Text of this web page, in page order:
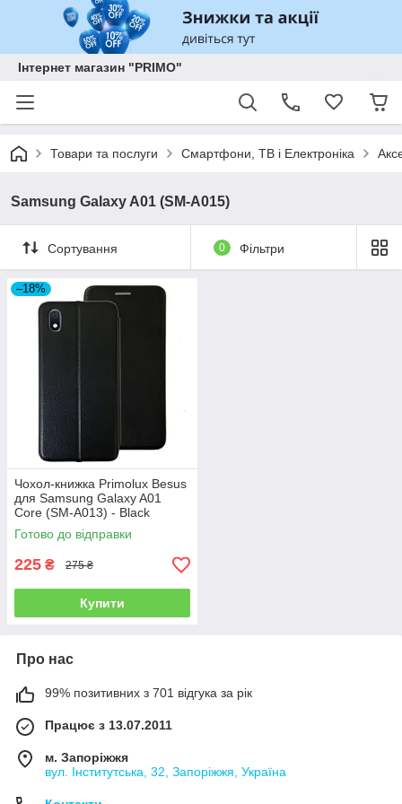
Інтернет магазин "PRIMO"
Товари та послуги Смартфони, ТВ і Електроніка
Samsung Galaxy A01 (SM-A015)
Сортування 0 Фільтри
–18%
Чохол-книжка Primolux Besus
для Samsung Galaxy A01
Core (SM-A013) - Black
Готово до відправки
225 ₴ 275 ₴
Купити
Про нас
99% позитивних з 701 відгука за рік
Працює з 13.07.2011
м. Запоріжжя
вул. Інститутська, 32, Запоріжжя, Україна